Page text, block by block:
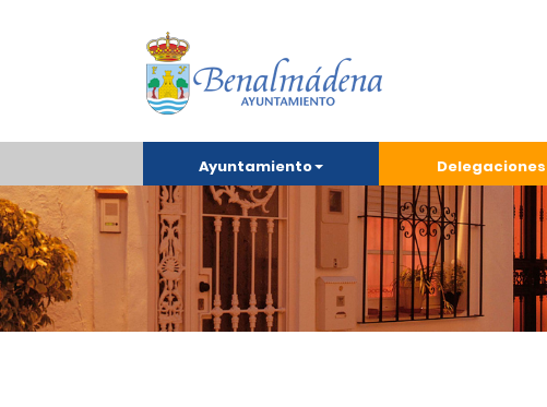
Ayuntamiento Delegaciones